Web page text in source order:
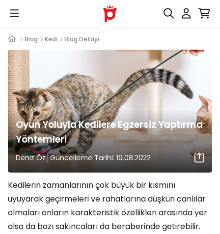
Blog Kedi Blog Detayı
Oyun Yoluyla Kedilere Egzersiz Yaptırma
Yöntemleri
Deniz Öz Güncelleme Tarihi: 19.08.2022
Kedilerin zamanlarının çok büyük bir kısmını
uyuyarak geçirmeleri ve rahatlarına düşkün canlılar
olmaları onların karakteristik özellikleri arasında yer
alsa da bazı sakıncaları da beraberinde getirebilir.